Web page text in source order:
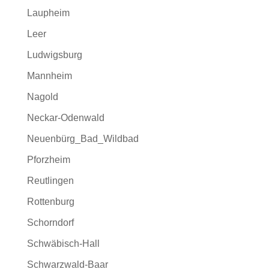
Laupheim
Leer
Ludwigsburg
Mannheim
Nagold
Neckar-Odenwald
Neuenbürg_Bad_Wildbad
Pforzheim
Reutlingen
Rottenburg
Schorndorf
Schwäbisch-Hall
Schwarzwald-Baar